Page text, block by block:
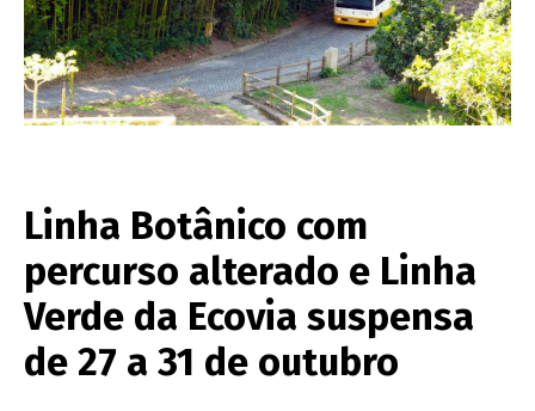
Linha Botânico com
percurso alterado e Linha
Verde da Ecovia suspensa
de 27 a 31 de outubro